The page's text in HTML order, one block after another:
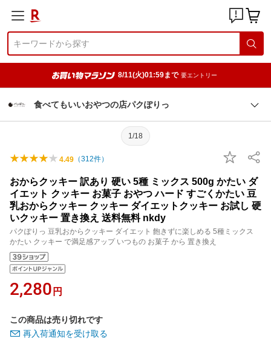
8/11(火)01:59まで 要エントリー
食べてもいいおやつの店パクぽりっ
1/18
4.49 （312件）
おからクッキー 訳あり 硬い 5種 ミックス 500g かたい ダ
イエット クッキー お菓子 おやつ ハード すごくかたい 豆
乳おからクッキー クッキー ダイエットクッキー お試し 硬
いクッキー 置き換え 送料無料 nkdy
パクぽりっ 豆乳おからクッキー ダイエット 飽きずに楽しめる 5種ミックス
かたい クッキー で満足感アップ いつもの お菓子 から 置き換え
2,280 円
この商品は売り切れです
再入荷通知を受け取る